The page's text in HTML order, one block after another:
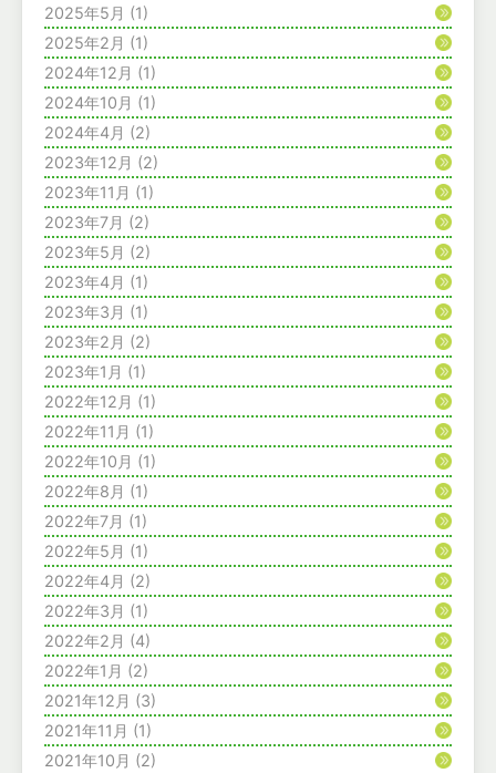
2025年5月 (1)
2025年2月 (1)
2024年12月 (1)
2024年10月 (1)
2024年4月 (2)
2023年12月 (2)
2023年11月 (1)
2023年7月 (2)
2023年5月 (2)
2023年4月 (1)
2023年3月 (1)
2023年2月 (2)
2023年1月 (1)
2022年12月 (1)
2022年11月 (1)
2022年10月 (1)
2022年8月 (1)
2022年7月 (1)
2022年5月 (1)
2022年4月 (2)
2022年3月 (1)
2022年2月 (4)
2022年1月 (2)
2021年12月 (3)
2021年11月 (1)
2021年10月 (2)